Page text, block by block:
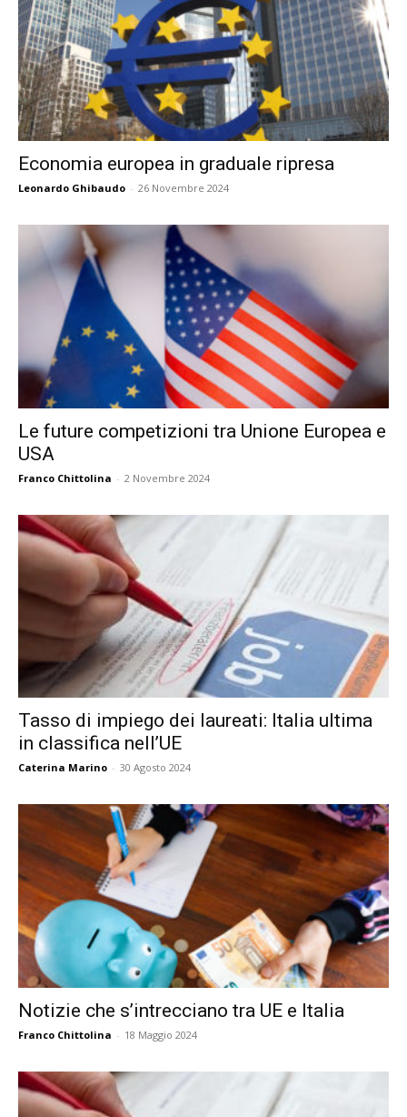
Economia europea in graduale ripresa
Leonardo Ghibaudo - 26 Novembre 2024
Le future competizioni tra Unione Europea e
USA
Franco Chittolina - 2 Novembre 2024
Tasso di impiego dei laureati: Italia ultima
in classifica nell’UE
Caterina Marino - 30 Agosto 2024
Notizie che s’intrecciano tra UE e Italia
Franco Chittolina - 18 Maggio 2024